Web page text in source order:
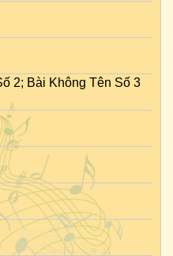
2; Bài Không Tên Số 3